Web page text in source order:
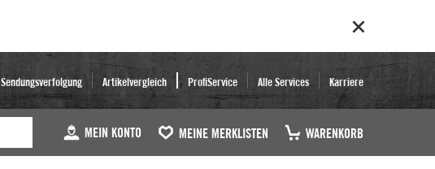
Sendungsverfolgung Artikelvergleich ProfiService Alle Services Karriere
MEIN KONTO MEINE MERKLISTEN WARENKORB